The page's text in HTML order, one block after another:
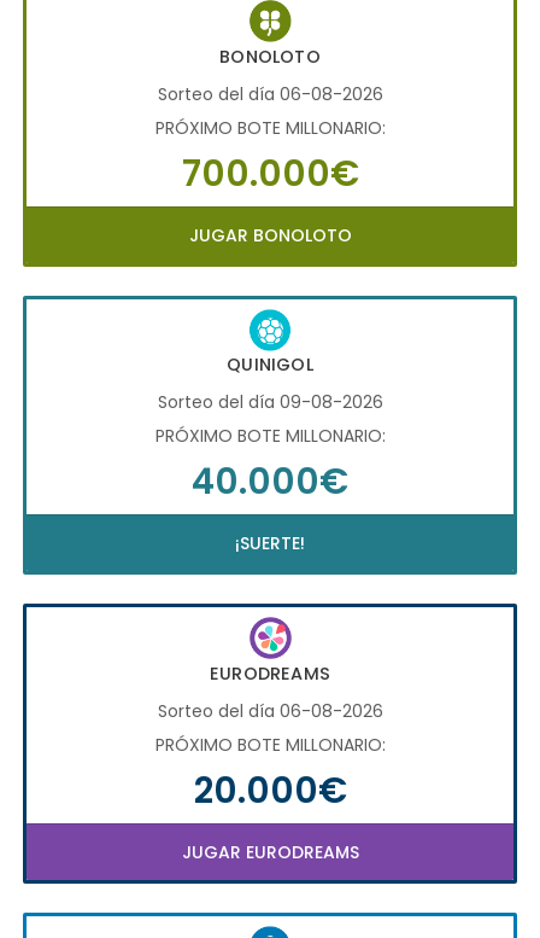
BONOLOTO
Sorteo del día 06-08-2026
PRÓXIMO BOTE MILLONARIO:
700.000€
JUGAR BONOLOTO
QUINIGOL
Sorteo del día 09-08-2026
PRÓXIMO BOTE MILLONARIO:
40.000€
¡SUERTE!
EURODREAMS
Sorteo del día 06-08-2026
PRÓXIMO BOTE MILLONARIO:
20.000€
JUGAR EURODREAMS